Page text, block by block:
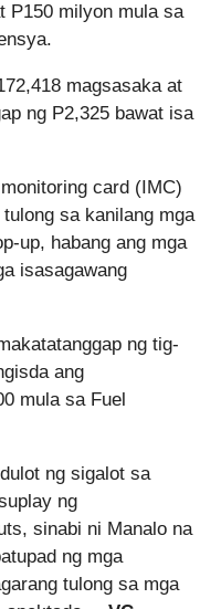
P150 milyon mula sa
magsasaka at
ng P2,325 bawat isa
card (IMC)
sa kanilang mga
up, habang ang mga
isasagawang
ng tig-
ang
mula sa Fuel
ng sigalot sa
ng
sinabi ni Manalo na
ng mga
tulong sa mga